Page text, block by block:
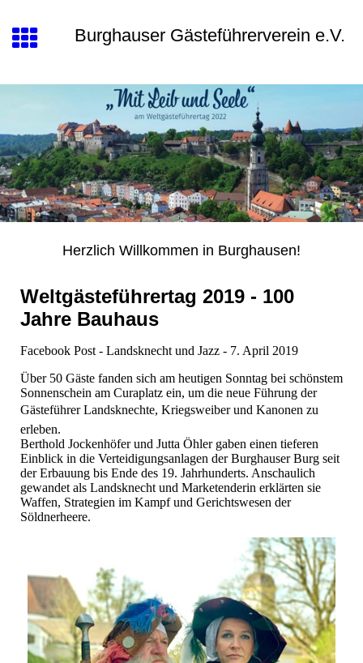
Burghauser Gästeführerverein e.V.
Herzlich Willkommen in Burghausen!
Weltgästeführertag 2019 - 100
Jahre Bauhaus
Facebook Post - Landsknecht und Jazz - 7. April 2019
Über 50 Gäste fanden sich am heutigen Sonntag bei schönstem
Sonnenschein am Curaplatz ein, um die neue Führung der
Gästeführer Landsknechte, Kriegsweiber und Kanonen zu
erleben.
Berthold Jockenhöfer und Jutta Öhler gaben einen tieferen
Einblick in die Verteidigungsanlagen der Burghauser Burg seit
der Erbauung bis Ende des 19. Jahrhunderts. Anschaulich
gewandet als Landsknecht und Marketenderin erklärten sie
Waffen, Strategien im Kampf und Gerichtswesen der
Söldnerheere.